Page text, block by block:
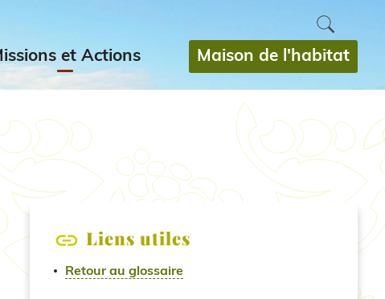
et Actions Maison de l'habitat
Liens utiles
Retour au glossaire